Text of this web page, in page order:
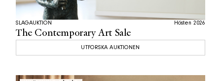
The Contemporary Art Sale
SLAGAUKTION Hösten 2026
UTFORSKA AUKTIONEN